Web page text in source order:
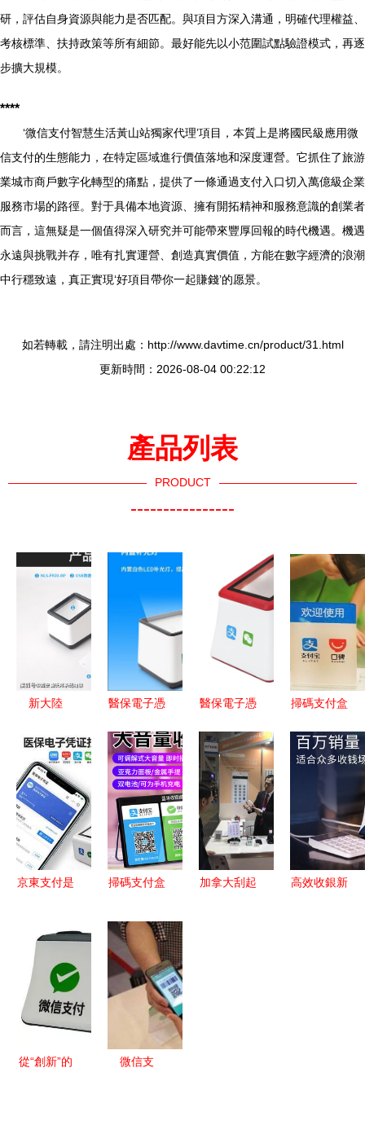
研，評估自身資源與能力是否匹配。與項目方深入溝通，明確代理權益、
考核標準、扶持政策等所有細節。最好能先以小范圍試點驗證模式，再逐
步擴大規模。
****
‘微信支付智慧生活黃山站獨家代理’項目，本質上是將國民級應用微
信支付的生態能力，在特定區域進行價值落地和深度運營。它抓住了旅游
業城市商戶數字化轉型的痛點，提供了一條通過支付入口切入萬億級企業
服務市場的路徑。對于具備本地資源、擁有開拓精神和服務意識的創業者
而言，這無疑是一個值得深入研究并可能帶來豐厚回報的時代機遇。機遇
永遠與挑戰并存，唯有扎實運營、創造真實價值，方能在數字經濟的浪潮
中行穩致遠，真正實現‘好項目帶你一起賺錢’的愿景。
如若轉載，請注明出處：http://www.davtime.cn/product/31.html
更新時間：2026-08-04 00:22:12
產品列表
PRODUCT
----------------
新大陸
能識別掃碼
盒子 全面
支持社保
卡、健康碼
與支付碼讀
取的高效設
醫保電子憑
盒子 超市
收銀的綠色
專屬快捷通
道
醫保電子憑
盒子 2026
年藥店專用
設備新標桿
掃碼支付盒
為什么支付
擋掃碼槍的
掃描？用戶
的安全困惑
與技術解讀
京東支付是
掃碼支付盒
子的功能與
使用場景
掃碼支付盒
銀臺的智能
升級之選
加拿大刮起
高效收銀新
從“創新”的
微信支